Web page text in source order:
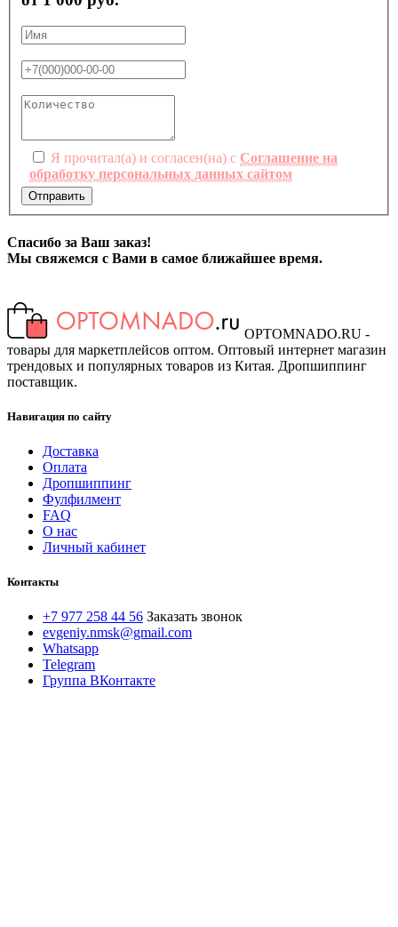
Я прочитал(а) и согласен(на) с Соглашение на
обработку персональных данных сайтом
Отправить
Спасибо за Ваш заказ!
Мы свяжемся с Вами в самое ближайшее время.
OPTOMNADO.RU -
товары для маркетплейсов оптом. Оптовый интернет магазин
трендовых и популярных товаров из Китая. Дропшиппинг
поставщик.
Навигация по сайту
Доставка
Оплата
Дропшиппинг
Фулфилмент
FAQ
О нас
Личный кабинет
Контакты
+7 977 258 44 56 Заказать звонок
evgeniy.nmsk@gmail.com
Whatsapp
Telegram
Группа ВКонтакте